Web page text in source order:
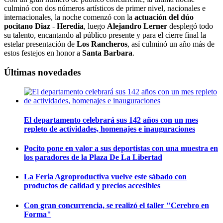
culminó con dos números artísticos de primer nivel, nacionales e
internacionales, la noche comenzó con la actuación del dúo
pocitano Diaz - Heredia, luego Alejandro Lerner desplegó todo
su talento, encantando al público presente y para el cierre final la
estelar presentación de Los Rancheros, así culminó un año más de
estos festejos en honor a Santa Barbara.
Últimas novedades
El departamento celebrará sus 142 años con un mes
repleto de actividades, homenajes e inauguraciones
Pocito pone en valor a sus deportistas con una muestra en
los paradores de la Plaza De La Libertad
La Feria Agroproductiva vuelve este sábado con
productos de calidad y precios accesibles
Con gran concurrencia, se realizó el taller "Cerebro en
Forma"